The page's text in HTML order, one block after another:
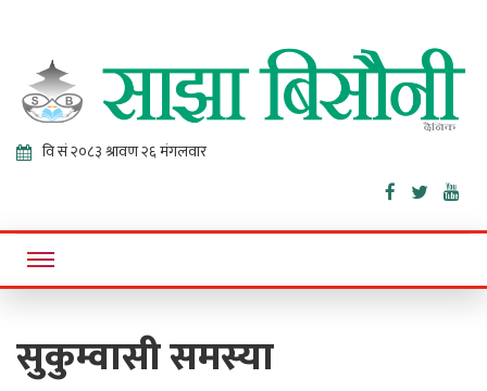
Sajha
Bisaunee
Online News Portal
सुकुम्वासी समस्या